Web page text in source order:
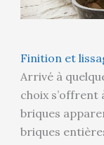
Finition et
Arrivé à
choix s’offrent
briques
briques